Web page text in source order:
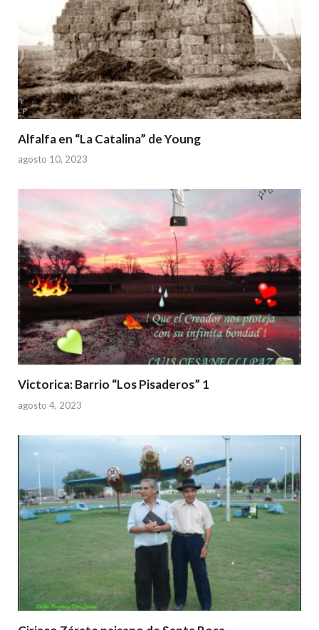
Alfalfa en “La Catalina” de Young
agosto 10, 2023
Victorica: Barrio “Los Pisaderos” 1
agosto 4, 2023